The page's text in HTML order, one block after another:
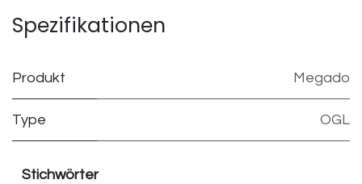
Spezifikationen
Produkt Megado
Type OGL
Stichwörter